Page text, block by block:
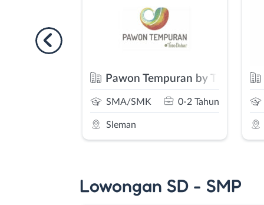
Tempuran by Toto Dahar
0-2 Tahun
PT. BPR Syariah
S1/D4 0-2
Lowongan SD - SMP